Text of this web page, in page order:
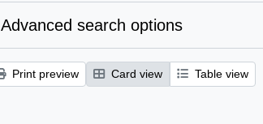
Advanced search options
Print preview Card view Table view